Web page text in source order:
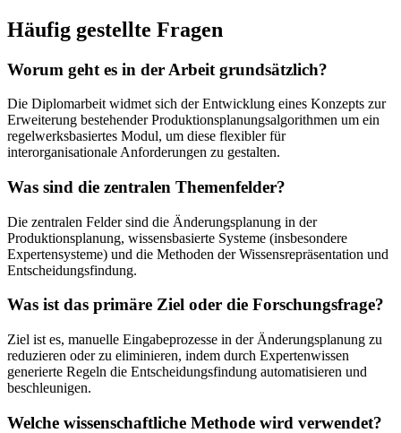
Häufig gestellte Fragen
Worum geht es in der Arbeit grundsätzlich?
Die Diplomarbeit widmet sich der Entwicklung eines Konzepts zur
Erweiterung bestehender Produktionsplanungsalgorithmen um ein
regelwerksbasiertes Modul, um diese flexibler für
interorganisationale Anforderungen zu gestalten.
Was sind die zentralen Themenfelder?
Die zentralen Felder sind die Änderungsplanung in der
Produktionsplanung, wissensbasierte Systeme (insbesondere
Expertensysteme) und die Methoden der Wissensrepräsentation und
Entscheidungsfindung.
Was ist das primäre Ziel oder die Forschungsfrage?
Ziel ist es, manuelle Eingabeprozesse in der Änderungsplanung zu
reduzieren oder zu eliminieren, indem durch Expertenwissen
generierte Regeln die Entscheidungsfindung automatisieren und
beschleunigen.
Welche wissenschaftliche Methode wird verwendet?